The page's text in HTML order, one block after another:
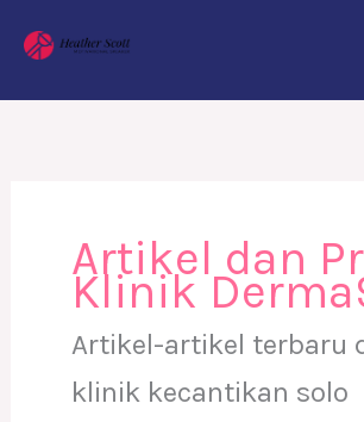
Artikel dan
Klinik
Artikel-artikel terbaru
klinik kecantikan solo